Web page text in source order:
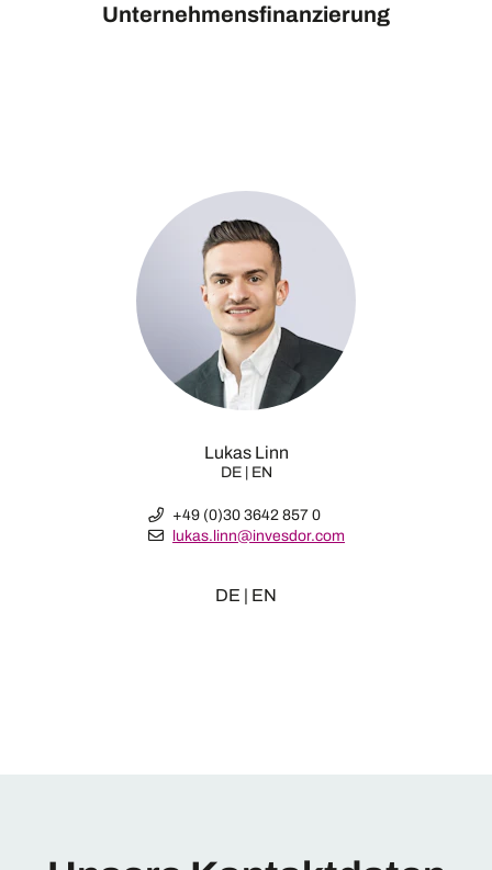
Unternehmensfinanzierung
Lukas Linn
DE | EN
+49 (0)30 3642 857 0
lukas.linn@invesdor.com
DE | EN